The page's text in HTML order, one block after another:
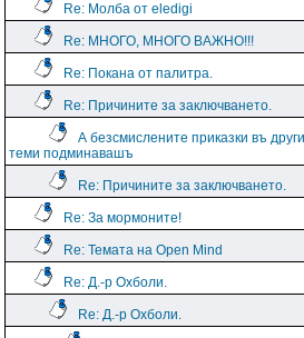
Re: Молба от eledigi
Re: МНОГО, МНОГО ВАЖНО!!!
Re: Покана от палитра.
Re: Причините за заключването.
А безсмислените приказки въ други
теми подминавашъ
Re: Причините за заключването.
Re: За мормоните!
Re: Темата на Open Mind
Re: Д.-р Охболи.
Re: Д.-р Охболи.